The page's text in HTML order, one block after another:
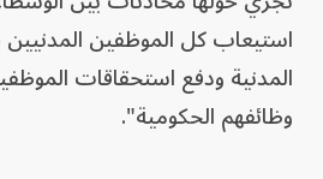
استيعاب كل الموظفين
المدنية ودفع استحقاقات
وظائفهم الحكومية".